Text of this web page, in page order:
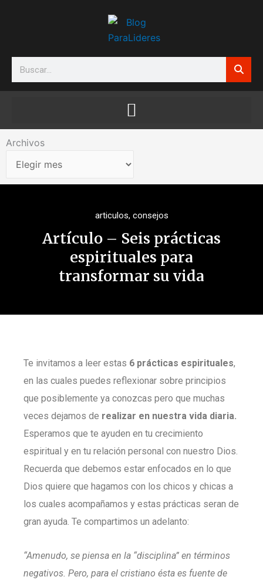
Search
Archivos
Archivos
articulos, consejos
Artículo – Seis prácticas
espirituales para
transformar su vida
Te invitamos a leer estas 6 prácticas espirituales,
en las cuales puedes reflexionar sobre principios
que posiblemente ya conozcas pero que muchas
veces dejamos de realizar en nuestra vida diaria.
Esperamos que te ayuden en tu crecimiento
espiritual y en tu relación personal con nuestro Dios.
Recuerda que debemos estar enfocados en lo que
Dios quiere que hagamos con los chicos y chicas a
los cuales acompañamos y estas prácticas seran de
gran ayuda. Te compartimos un adelanto:
“Amenudo, se piensa en la “disciplina” en términos
negativos. Pero, para el cristiano ésta es fuente de